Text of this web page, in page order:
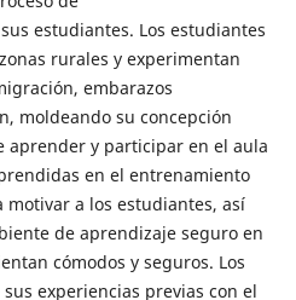
estudiantes. Los estudiantes
rurales y experimentan
embarazos
moldeando su concepción
aprender y participar en el aula
en el entrenamiento
a los estudiantes, así
de aprendizaje seguro en
cómodos y seguros. Los
experiencias previas con el